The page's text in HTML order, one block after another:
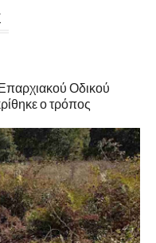
Οδικού
ο τρόπος